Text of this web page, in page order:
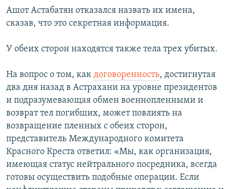
Ашот Астабатян отказался назвать их имена,
сказав, что это секретная информация.
У обеих сторон находятся также тела трех убитых.
На вопрос о том, как договоренность, достигнутая
два дня назад в Астрахани на уровне президентов
и подразумевающая обмен военнопленными и
возврат тел погибших, может повлиять на
возвращение пленных с обеих сторон,
представитель Международного комитета
Красного Креста ответил: «Мы, как организация,
имеющая статус нейтрального посредника, всегда
готовы осуществить подобные операции. Если